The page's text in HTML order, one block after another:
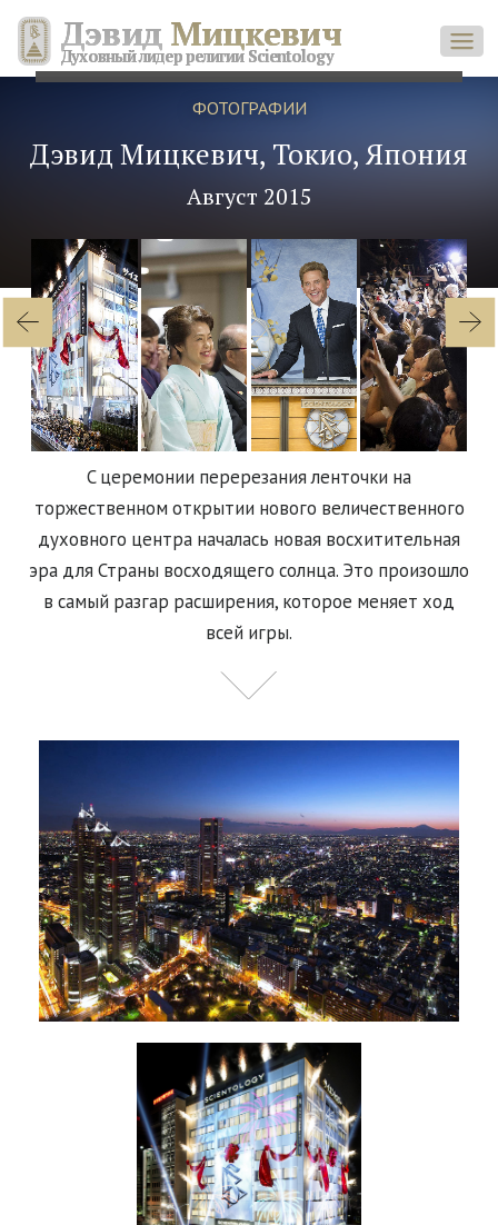
Дэвид Мицкевич
Духовный лидер религии Scientology
ФОТОГРАФИИ
Дэвид Мицкевич, Токио, Япония
Август 2015
C церемонии перерезания ленточки на
торжественном открытии нового величественного
духовного центра началась новая восхитительная
эра для Страны восходящего солнца. Это произошло
в самый разгар расширения, которое меняет ход
всей игры.